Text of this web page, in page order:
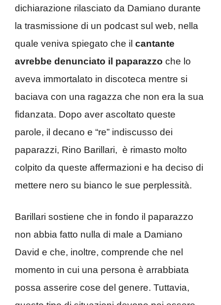
dichiarazione rilasciato da Damiano durante
la trasmissione di un podcast sul web, nella
quale veniva spiegato che il cantante
avrebbe denunciato il paparazzo che lo
aveva immortalato in discoteca mentre si
baciava con una ragazza che non era la sua
fidanzata. Dopo aver ascoltato queste
parole, il decano e “re” indiscusso dei
paparazzi, Rino Barillari, è rimasto molto
colpito da queste affermazioni e ha deciso di
mettere nero su bianco le sue perplessità.
Barillari sostiene che in fondo il paparazzo
non abbia fatto nulla di male a Damiano
David e che, inoltre, comprende che nel
momento in cui una persona è arrabbiata
possa asserire cose del genere. Tuttavia,